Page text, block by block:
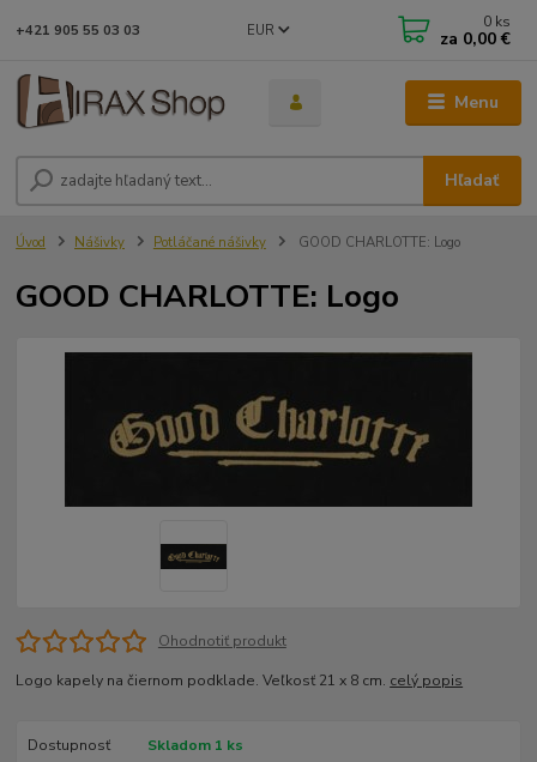
Menu
EUR
Hľadať
+421 905 55 03 03 0 ks
za 0,00 €
Úvod Nášivky Potláčané nášivky GOOD CHARLOTTE: Logo
GOOD CHARLOTTE: Logo
Ohodnotiť produkt
Logo kapely na čiernom podklade. Veľkosť 21 x 8 cm. celý popis
Dostupnosť Skladom 1 ks